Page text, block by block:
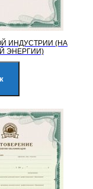
ИНДУСТРИИ (НА
ЭНЕРГИИ)